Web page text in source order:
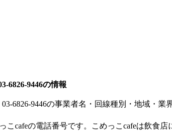
6826-9446の情報
03-6826-9446の事業者名・回線種別・地域・業
こcafeの電話番号です。 こめっこcafeは飲食店